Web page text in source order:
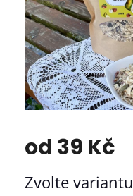
od 39 Kč
cena:
Zvolte variantu